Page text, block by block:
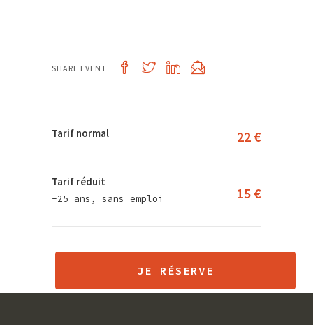
SHARE EVENT
Tarif normal 22 €
Tarif réduit
-25 ans, sans emploi 15 €
JE RÉSERVE